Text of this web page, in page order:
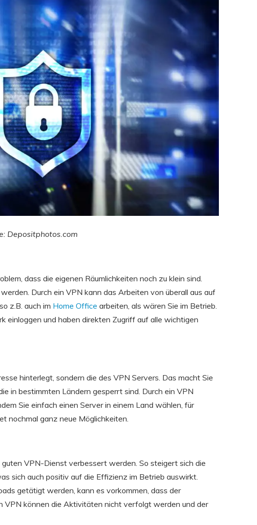
Depositphotos.com
dass die eigenen Räumlichkeiten noch zu klein sind.
Durch ein VPN kann das Arbeiten von überall aus auf
z.B. auch im Home Office arbeiten, als wären Sie im Betrieb.
einloggen und haben direkten Zugriff auf alle wichtigen
hinterlegt, sondern die des VPN Servers. Das macht Sie
in bestimmten Ländern gesperrt sind. Durch ein VPN
Sie einfach einen Server in einem Land wählen, für
nochmal ganz neue Möglichkeiten.
VPN-Dienst verbessert werden. So steigert sich die
sich auch positiv auf die Effizienz im Betrieb auswirkt.
getätigt werden, kann es vorkommen, dass der
VPN können die Aktivitäten nicht verfolgt werden und der